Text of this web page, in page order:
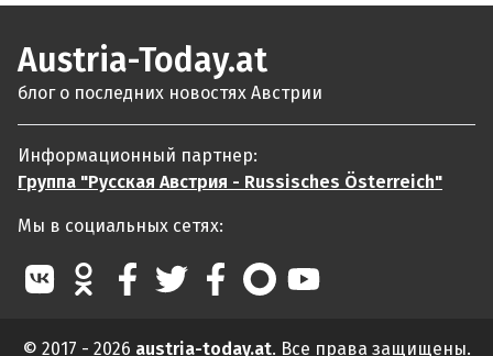
Austria-Today.at
блог о последних новостях Австрии
Информационный партнер:
Группа "Русская Австрия - Russisches Österreich"
Мы в социальных сетях:
© 2017 - 2026 austria-today.at. Все права защищены.